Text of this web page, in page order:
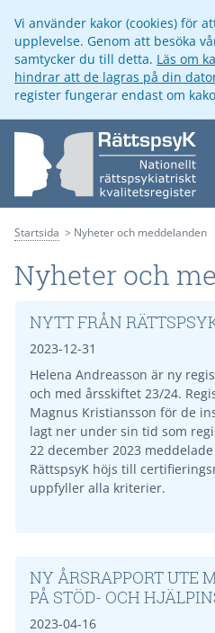
Vi använder kakor (cookies) för
upplevelse. Genom att besöka
samtycker du till detta. Läs om
hindrar att de lagras på din
register fungerar endast om
Startsida Nyheter och meddelanden
Nyheter och
NYTT FRÅN
2023-12-31
Helena Andreasson är ny
och med årsskiftet 23/24.
Magnus Kristiansson för de
lagt ner under sin tid som
22 december 2023 meddelade
RättspsyK höjs till
uppfyller alla kriterier.
NY ÅRSRAPPORT UTE
PÅ STÖD- OCH
2023-04-16